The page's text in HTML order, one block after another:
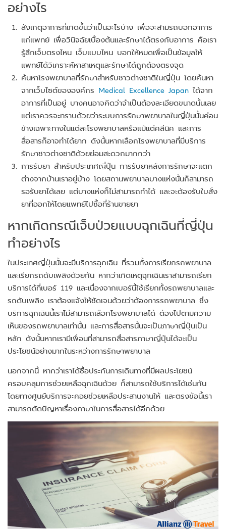
อย่างไร
สังเกตุอาการที่เกิดขึ้นว่าเป็นอะไรบ้าง เพื่อจะสามรถบอกอาการ
แก่แพทย์ เพื่อวินิจฉัยเบื้องต้นและรักษาได้ตรงกับอาการ คือเรา
รู้สึกเจ็บตรงไหน เจ็บแบบไหน บอกให้หมดเพื่อเป็นข้อมูลให้
แพทย์ได้วิเคราะห์หาสาเหตุและรักษาได้ถูกต้องตรงจุด
ค้นหาโรงพยาบาลที่รักษาสำหรับชาวต่างชาติในญี่ปุ่น โดยค้นหา
จากเว็บไซต์ขององค์กร Medical Excellence Japanได้จาก
อาการที่เป็นอยู่ บางคนอาจคิดว่าจำเป็นต้องละเอียดขนาดนั้นเลย
แต่เราควรจะทราบด้วยว่าระบบการรักษาพยาบาลในญี่ปุ่นนั้นค่อน
ข้างเฉพาะทางในแต่ละโรงพยาบาลหรือแม้แต่คลีนิค และการ
สื่อสารก็อาจทำได้ยาก ดังนั้นหากเลือกโรงพยาบาลที่มีบริการ
รักษาชาวต่างชาติด้วยย่อมสะดวกมากกว่า
การรับยา สำหรับประเทศญี่ปุ่น การรับยาหลังการรักษาจะแตก
ต่างจากบ้านเราอยู่บ้าง โดยสถานพยาบาลบางแห่งนั้นก็สามารถ
รอรับยาได้เลย แต่บางแห่งก็ไม่สามารถทำได้ และจะต้องรับใบสั่ง
ยาที่ออกให้โดยแพทย์ไปซื้อที่ร้านขายยา
หากเกิดกรณีเจ็บป่วยแบบฉุกเฉินที่ญี่ปุ่น
ทำอย่างไร
ในประเทศญี่ปุ่นนั้นจะมีบริการฉุกเฉิน ที่รวมทั้งการเรียกรถพยาบาล
และเรียกรถดับเพลิงด้วยกัน หากว่าเกิดเหตุฉุกเฉินเราสามารถเรียก
บริการได้ที่เบอร์ 119 และเนื่องจากเบอร์นี้ใช้เรียกทั้งรถพยาบาลและ
รถดับเพลิง เราต้องแจ้งให้ชัดเจนด้วยว่าต้องการรถพยาบาล ซึ่ง
บริการฉุกเฉินนี้เราไม่สามารถเลือกโรงพยาบาลได้ ต้องไปตามความ
เห็นของรถพยาบาลเท่านั้น และการสื่อสารนั้นจะเป็นภาษาญี่ปุ่นเป็น
หลัก ดังนั้นหากเรามีเพื่อนที่สามารถสื่อสารภาษาญี่ปุ่นได้จะเป็น
ประโยชน์อย่างมากในระหว่างการรักษาพยาบาล
นอกจากนี้ หากว่าเราได้ซื้อประกันการเดินทางที่มีผลประโยชน์
ครอบคลุมการช่วยเหลือฉุกเฉินด้วย ก็สามารถใช้บริการได้เช่นกัน
โดยทางศูนย์บริการจะคอยช่วยเหลือประสานงานให้ และตรงข้อนี้เรา
สามารถตัดปัญหาเรื่องภาษาในการสื่อสารได้อีกด้วย